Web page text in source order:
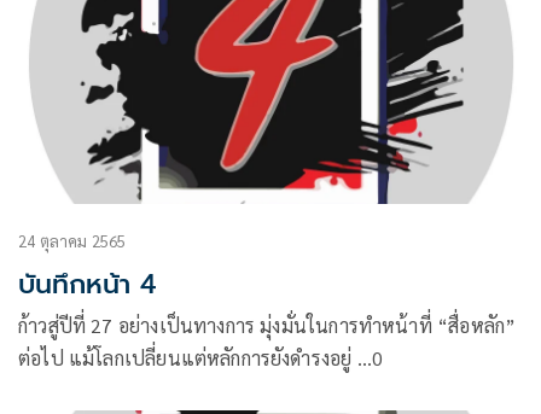
24 ตุลาคม 2565
บันทึกหน้า 4
ก้าวสู่ปีที่ 27 อย่างเป็นทางการ มุ่งมั่นในการทำหน้าที่ “สื่อหลัก”
ต่อไป แม้โลกเปลี่ยนแต่หลักการยังดำรงอยู่ …0